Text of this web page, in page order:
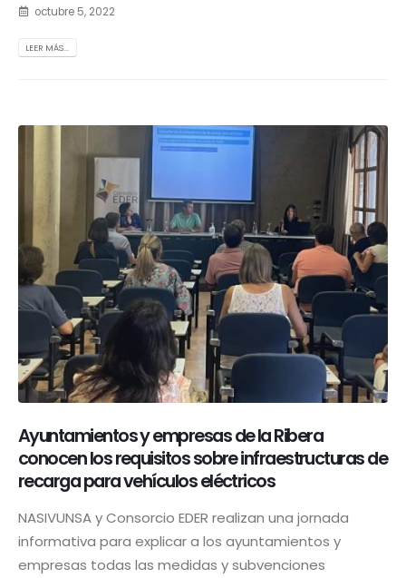
octubre 5, 2022
LEER MÁS...
Ayuntamientos y empresas de la Ribera
conocen los requisitos sobre infraestructuras de
recarga para vehículos eléctricos
NASIVUNSA y Consorcio EDER realizan una jornada
informativa para explicar a los ayuntamientos y
empresas todas las medidas y subvenciones